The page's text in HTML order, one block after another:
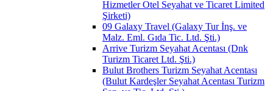
Hizmetler Otel Seyahat ve Ticaret Limited
Şirketi)
09 Galaxy Travel (Galaxy Tur İnş. ve
Malz. Eml. Gıda Tic. Ltd. Şti.)
Arrive Turizm Seyahat Acentası (Dnk
Turizm Ticaret Ltd. Şti.)
Bulut Brothers Turizm Seyahat Acentası
(Bulut Kardeşler Seyahat Acentası Turizm